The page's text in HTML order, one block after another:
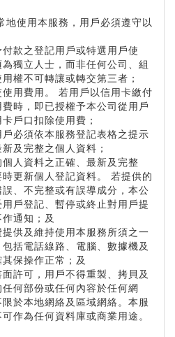
地使用本服務，用戶必須遵守以
款之登記用戶或特選用戶使
獨立人士，而非任何公司、組
權不可轉讓或轉交第三者；
用費用。 若用戶以信用卡繳付
時，即已授權予本公司從用戶
戶口扣除使用費；
必須依本服務登記表格之提示
及完整之個人資料；
人資料之正確、最新及完整
更新個人登記資料。 若提供的
、不完整或有誤導成分，本公
戶登記、暫停或終止對用戶提
通知；及
供及維持使用本服務所須之一
括電話線路、電腦、數據機及
保操作正常；及
許可，用戶不得重製、拷貝及
何部份或任何內容於任何網
於本地網絡及區域網絡。本服
作為任何資料庫或商業用途。